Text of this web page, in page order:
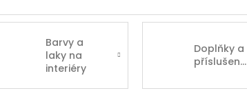
Barvy a
laky na
interiéry
Doplňky a
příslušenství